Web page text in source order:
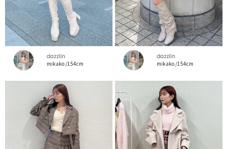
dazzlin
mikako /154cm
dazzlin
mikako /154cm